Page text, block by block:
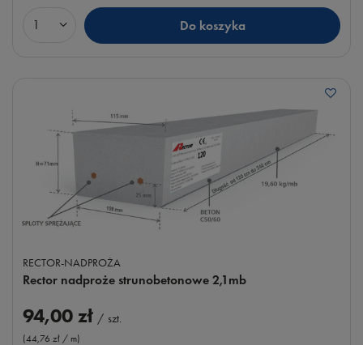
Ilość produktów Do koszyka
RECTOR-NADPROŻA
Rector nadproże strunobetonowe 2,1mb
94,00 zł / szt.
(44,76 zł / m)